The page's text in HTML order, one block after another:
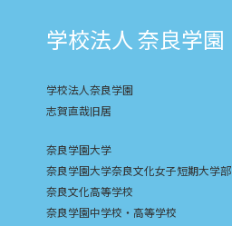
学校法人 奈良学園
学校法人奈良学園
志賀直哉旧居
奈良学園大学
奈良学園大学奈良文化女子短期大学部
奈良文化高等学校
奈良学園中学校・高等学校